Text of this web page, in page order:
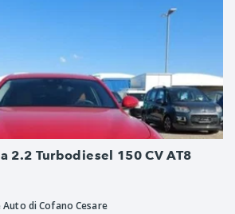
2.2 Turbodiesel 150 CV AT8
Auto di Cofano Cesare